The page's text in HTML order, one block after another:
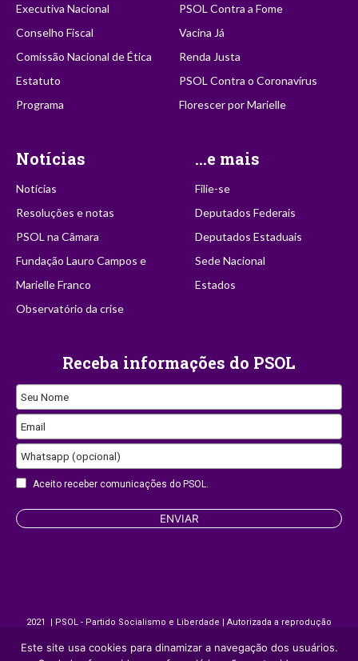
Executiva Nacional
Conselho Fiscal
Comissão Nacional de Ética
Estatuto
Programa
PSOL Contra a Fome
Vacina Já
Renda Justa
PSOL Contra o Coronavírus
Florescer por Marielle
Notícias
Notícias
Resoluções e notas
PSOL na Câmara
Fundação Lauro Campos e
Marielle Franco
Observatório da crise
...e mais
Filie-se
Deputados Federais
Deputados Estaduais
Sede Nacional
Estados
Receba informações do PSOL
Seu Nome
Business
Email
Email
Whatsapp (opcional)
Aceito receber comunicações do PSOL.
ENVIAR
2021 | PSOL - Partido Socialismo e Liberdade | Autorizada a reprodução
desde que citada a fonte.
Este site usa cookies para dinamizar a navegação dos usuários.